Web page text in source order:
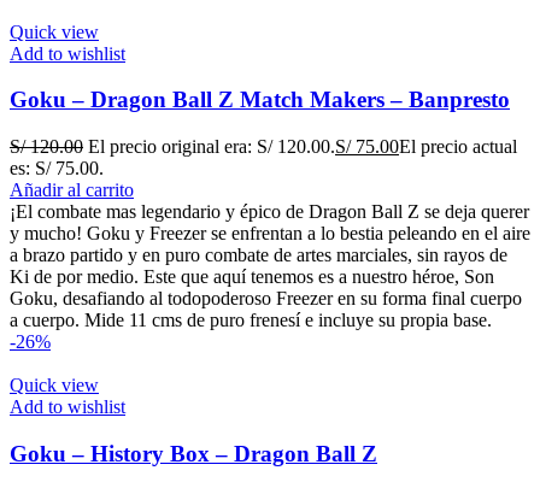
Quick view
Add to wishlist
Goku – Dragon Ball Z Match Makers – Banpresto
S/120.00 El precio original era: S/ 120.00.S/75.00El precio actual
es: S/ 75.00.
Añadir al carrito
¡El combate mas legendario y épico de Dragon Ball Z se deja querer
y mucho! Goku y Freezer se enfrentan a lo bestia peleando en el aire
a brazo partido y en puro combate de artes marciales, sin rayos de
Ki de por medio. Este que aquí tenemos es a nuestro héroe, Son
Goku, desafiando al todopoderoso Freezer en su forma final cuerpo
a cuerpo. Mide 11 cms de puro frenesí e incluye su propia base.
-26%
Quick view
Add to wishlist
Goku – History Box – Dragon Ball Z